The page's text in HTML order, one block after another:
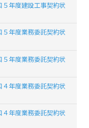
５年度建設工事契約状
５年度業務委託契約状
５年度業務委託契約状
４年度業務委託契約状
４年度業務委託契約状